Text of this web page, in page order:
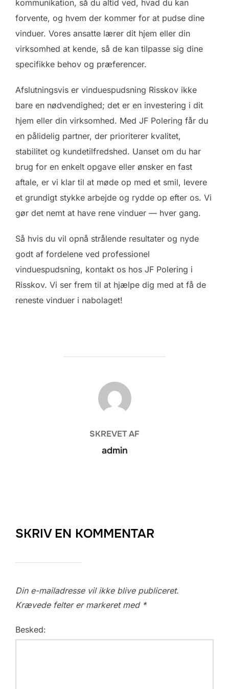
kommunikation, så du altid ved, hvad du kan
forvente, og hvem der kommer for at pudse dine
vinduer. Vores ansatte lærer dit hjem eller din
virksomhed at kende, så de kan tilpasse sig dine
specifikke behov og præferencer.
Afslutningsvis er vinduespudsning Risskov ikke
bare en nødvendighed; det er en investering i dit
hjem eller din virksomhed. Med JF Polering får du
en pålidelig partner, der prioriterer kvalitet,
stabilitet og kundetilfredshed. Uanset om du har
brug for en enkelt opgave eller ønsker en fast
aftale, er vi klar til at møde op med et smil, levere
et grundigt stykke arbejde og rydde op efter os. Vi
gør det nemt at have rene vinduer — hver gang.
Så hvis du vil opnå strålende resultater og nyde
godt af fordelene ved professionel
vinduespudsning, kontakt os hos JF Polering i
Risskov. Vi ser frem til at hjælpe dig med at få de
reneste vinduer i nabolaget!
FORFATTER
SKREVET AF
admin
SKRIV EN KOMMENTAR
Din e-mailadresse vil ikke blive publiceret.
Krævede felter er markeret med *
Besked: